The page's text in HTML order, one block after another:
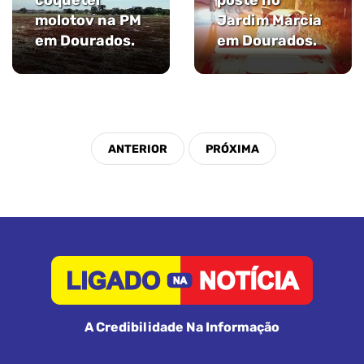
molotov na PM
em Dourados.
Jardim Márcia
em Dourados.
A Credibilidade Na Informação